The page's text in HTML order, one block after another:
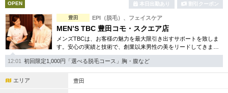
団体割引 ポイントカード有
キャッシュレス決済OK 領収証発行可
2名様歓迎 団体様歓迎
完全個室 半個室あり
OPEN 本日出勤あり 割引クーポン
豊田 EPI（脱毛）、フェイスケア
MEN’S TBC 豊田コモ・スクエア店
メンズTBCは、お客様の魅力を最大限引き出すサポートを致しま
す。安心の実績と技術で、創業以来男性の美をリードしてきまし
た。人気のメンズ脱毛をはじめ、フェイシャルケア、引き締め等
お得な体験コースも多数。
12:01 初回限定1,000円「選べる脱毛コース」胸・腹など
エリア 豊田